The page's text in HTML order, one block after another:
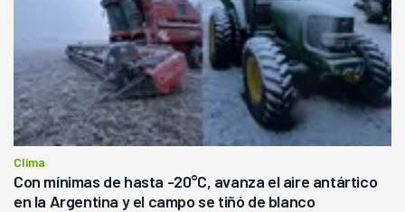
Clima
Con mínimas de hasta -20°C, avanza el aire antártico
en la Argentina y el campo se tiñó de blanco